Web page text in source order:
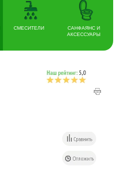
СМЕСИТЕЛИ
САНФАЯНС И
АКСЕССУАРЫ